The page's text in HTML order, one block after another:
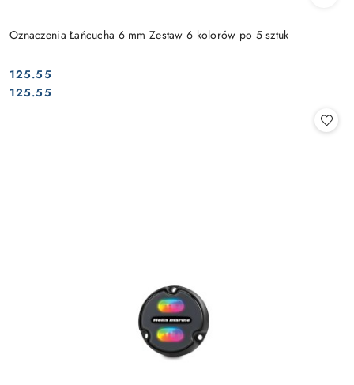
Oznaczenia Łańcucha 6 mm Zestaw 6 kolorów po 5 sztuk
Cena:
125.55
Cena:
125.55